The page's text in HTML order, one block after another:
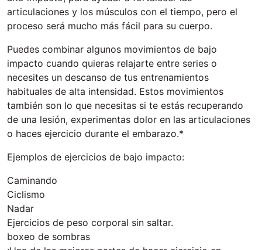
articulaciones y los músculos con el tiempo, pero el
proceso será mucho más fácil para su cuerpo.
Puedes combinar algunos movimientos de bajo
impacto cuando quieras relajarte entre series o
necesites un descanso de tus entrenamientos
habituales de alta intensidad. Estos movimientos
también son lo que necesitas si te estás recuperando
de una lesión, experimentas dolor en las articulaciones
o haces ejercicio durante el embarazo.*
Ejemplos de ejercicios de bajo impacto:
Caminando
Ciclismo
Nadar
Ejercicios de peso corporal sin saltar.
boxeo de sombras